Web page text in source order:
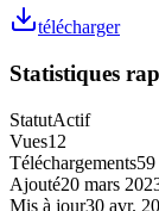
télécharger
Statistiques
StatutActif
Vues12
Téléchargements59
Ajouté20 mars
Mis à jour30 avr.